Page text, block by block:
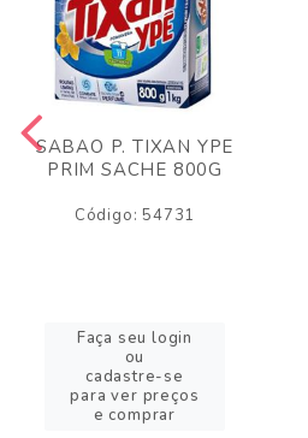
SABAO P. TIXAN YPE
PRIM SACHE 800G
Código: 54731
Faça seu login
ou
cadastre-se
para ver preços
e comprar